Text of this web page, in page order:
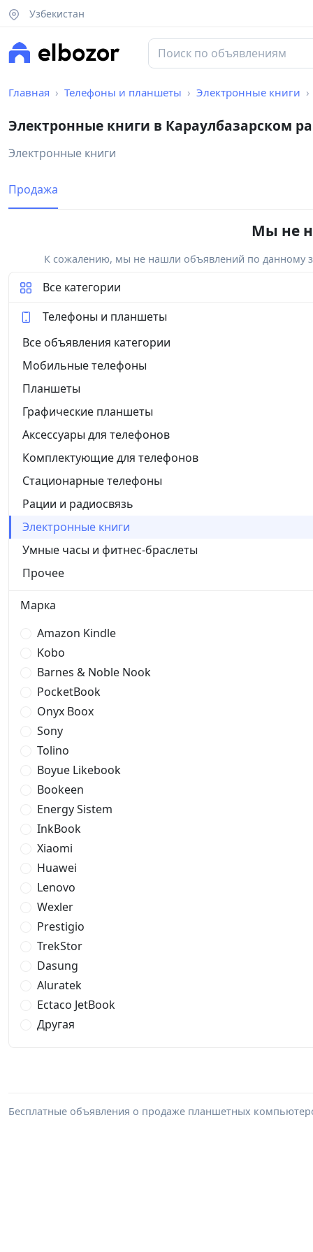
Узбекистан
Главная Телефоны и планшеты Электронные книги
Электронные книги в Караулбазарском
Электронные книги
Продажа
Мы не
К сожалению, мы не нашли объявлений по данному
Все категории
Телефоны и планшеты
Все объявления категории
Мобильные телефоны
Планшеты
Графические планшеты
Аксессуары для телефонов
Комплектующие для телефонов
Стационарные телефоны
Рации и радиосвязь
Электронные книги
Умные часы и фитнес-браслеты
Прочее
Марка
Amazon Kindle
Kobo
Barnes & Noble Nook
PocketBook
Onyx Boox
Sony
Tolino
Boyue Likebook
Bookeen
Energy Sistem
InkBook
Xiaomi
Huawei
Lenovo
Wexler
Prestigio
TrekStor
Dasung
Aluratek
Ectaco JetBook
Другая
Бесплатные объявления о продаже планшетных